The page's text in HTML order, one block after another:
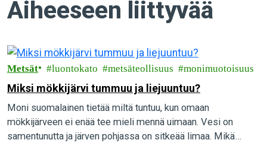
Aiheeseen liittyvää
Metsät luontokato metsäteollisuus monimuotoisuus
Miksi mökkijärvi tummuu ja liejuuntuu?
Moni suomalainen tietää miltä tuntuu, kun omaan
mökkijärveen ei enää tee mieli mennä uimaan. Vesi on
samentunutta ja järven pohjassa on sitkeää limaa. Mikä